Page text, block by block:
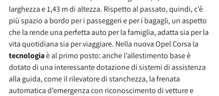
larghezza e 1,43 m di altezza. Rispetto al passato, quindi, c’è
più spazio a bordo per i passeggeri e per i bagagli, un aspetto
che la rende una perfetta auto per la famiglia, adatta sia per la
vita quotidiana sia per viaggiare. Nella nuova Opel Corsa la
tecnologiaè al primo posto: anche l’allestimento base è
dotato di una interessante dotazione di sistemi di assistenza
alla guida, come il rilevatore di stanchezza, la frenata
automatica d’emergenza con riconoscimento di vetture e